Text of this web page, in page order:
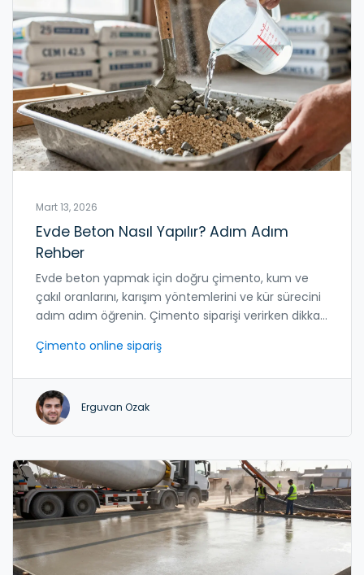
Mart 13, 2026
Evde Beton Nasıl Yapılır? Adım Adım
Rehber
Evde beton yapmak için doğru çimento, kum ve
çakıl oranlarını, karışım yöntemlerini ve kür sürecini
adım adım öğrenin. Çimento siparişi verirken dikkat
Çimento online sipariş
Erguvan Ozak